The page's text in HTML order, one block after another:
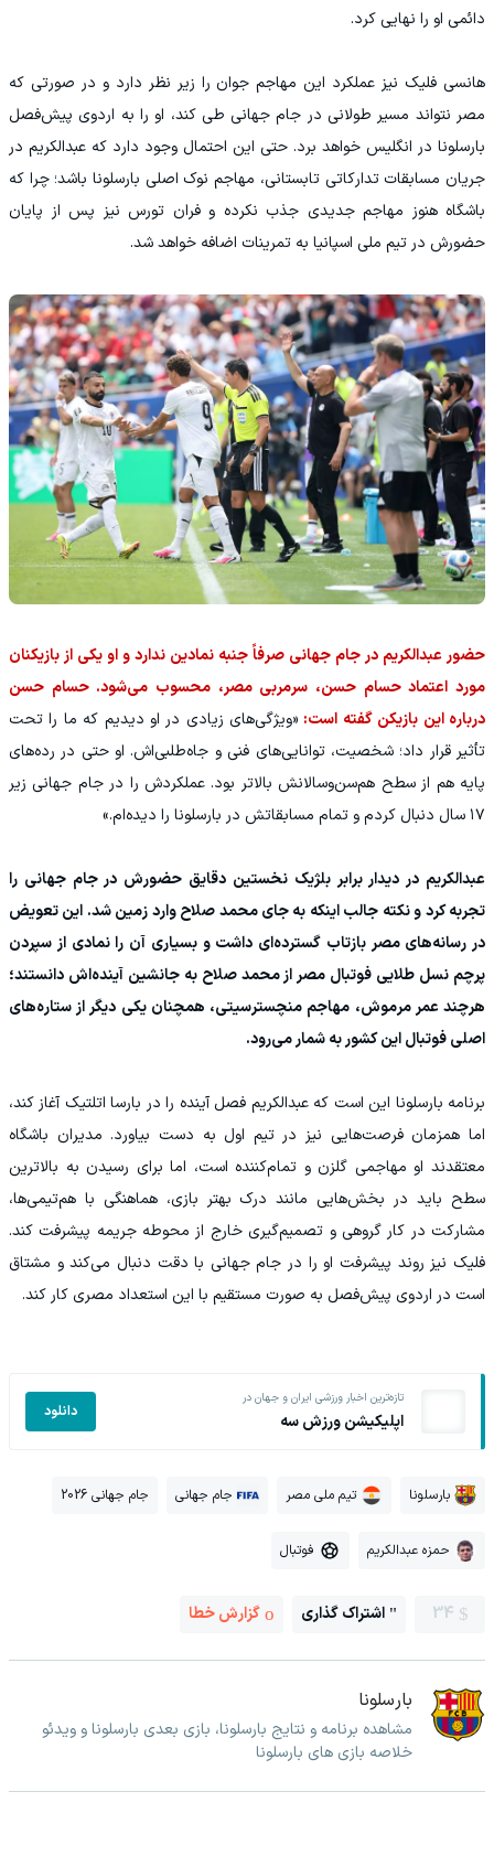
دائمی او را نهایی کرد.
هانسی فلیک نیز عملکرد این مهاجم جوان را زیر نظر دارد و در صورتی که
مصر نتواند مسیر طولانی در جام جهانی طی کند، او را به اردوی پیش‌فصل
بارسلونا در انگلیس خواهد برد. حتی این احتمال وجود دارد که عبدالکریم در
جریان مسابقات تدارکاتی تابستانی، مهاجم نوک اصلی بارسلونا باشد؛ چرا که
باشگاه هنوز مهاجم جدیدی جذب نکرده و فران تورس نیز پس از پایان
حضورش در تیم ملی اسپانیا به تمرینات اضافه خواهد شد.
حضور عبدالکریم در جام جهانی صرفاً جنبه نمادین ندارد و او یکی از بازیکنان
مورد اعتماد حسام حسن، سرمربی مصر، محسوب می‌شود. حسام حسن
درباره این بازیکن گفته است: «ویژگی‌های زیادی در او دیدیم که ما را تحت
تأثیر قرار داد؛ شخصیت، توانایی‌های فنی و جاه‌طلبی‌اش. او حتی در رده‌های
پایه هم از سطح هم‌سن‌وسالانش بالاتر بود. عملکردش را در جام جهانی زیر
۱۷ سال دنبال کردم و تمام مسابقاتش در بارسلونا را دیده‌ام.»
عبدالکریم در دیدار برابر بلژیک نخستین دقایق حضورش در جام جهانی را
تجربه کرد و نکته جالب اینکه به جای محمد صلاح وارد زمین شد. این تعویض
در رسانه‌های مصر بازتاب گسترده‌ای داشت و بسیاری آن را نمادی از سپردن
پرچم نسل طلایی فوتبال مصر از محمد صلاح به جانشین آینده‌اش دانستند؛
هرچند عمر مرموش، مهاجم منچسترسیتی، همچنان یکی دیگر از ستاره‌های
اصلی فوتبال این کشور به شمار می‌رود.
برنامه بارسلونا این است که عبدالکریم فصل آینده را در بارسا اتلتیک آغاز کند،
اما همزمان فرصت‌هایی نیز در تیم اول به دست بیاورد. مدیران باشگاه
معتقدند او مهاجمی گلزن و تمام‌کننده است، اما برای رسیدن به بالاترین
سطح باید در بخش‌هایی مانند درک بهتر بازی، هماهنگی با هم‌تیمی‌ها،
مشارکت در کار گروهی و تصمیم‌گیری خارج از محوطه جریمه پیشرفت کند.
فلیک نیز روند پیشرفت او را در جام جهانی با دقت دنبال می‌کند و مشتاق
است در اردوی پیش‌فصل به صورت مستقیم با این استعداد مصری کار کند.
تازه‌ترین اخبار ورزشی ایران و جهان در
اپلیکیشن ورزش سه دانلود
بارسلونا تیم ملی مصر جام جهانی جام جهانی 2026
حمزه عبدالکریم فوتبال
34 اشتراک گذاری گزارش خطا
بارسلونا
مشاهده برنامه و نتایج بارسلونا، بازی بعدی بارسلونا و ویدئو
خلاصه بازی های بارسلونا